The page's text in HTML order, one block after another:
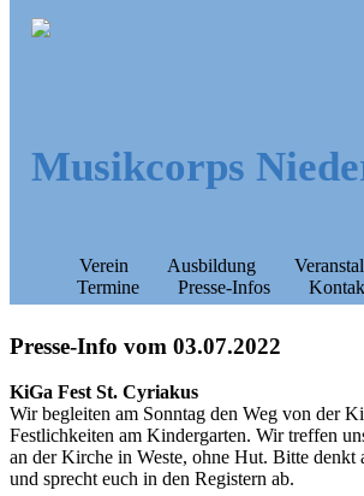
Musikcorps
Verein Ausbildung
Termine
Presse-Infos
Presse-Info vom 03.07.2022
KiGa Fest St. Cyriakus
Wir begleiten am Sonntag den Weg von der
Festlichkeiten am Kindergarten. Wir treffen
an der Kirche in Weste, ohne Hut. Bitte denkt
und sprecht euch in den Registern ab.